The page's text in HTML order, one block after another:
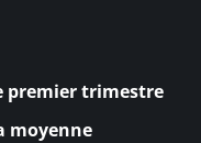
premier trimestre
moyenne